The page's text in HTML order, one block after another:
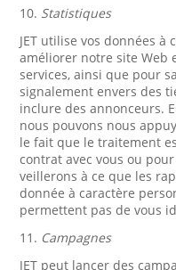
10. Statistiques
JET utilise vos données
améliorer notre site Web
services, ainsi que pour
signalement envers des
inclure des annonceurs.
nous pouvons nous
le fait que le traitement
contrat avec vous ou
veillerons à ce que les
donnée à caractère
permettent pas de vous
11. Campagnes
JET peut lancer des